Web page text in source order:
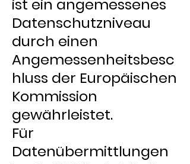
ist ein angemessenes
Datenschutzniveau
durch einen
Angemessenheitsbesc
hluss der Europäischen
Kommission
gewährleistet.
Für
Datenübermittlungen